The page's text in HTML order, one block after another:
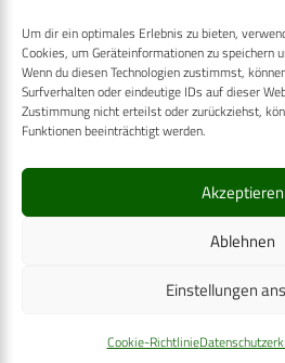
Um dir ein optimales Erlebnis zu bieten,
Cookies, um Geräteinformationen zu speichern
Wenn du diesen Technologien zustimmst,
Surfverhalten oder eindeutige IDs auf dieser
Zustimmung nicht erteilst oder zurückziehst,
Funktionen beeinträchtigt werden.
Akzeptieren
Ablehnen
Einstellungen
Cookie-Richtlinie
RECHTLICHES
Datenschutzerklärung
Cookie-Richtlinie (EU)
© 2025 CPM GmbH – Alle